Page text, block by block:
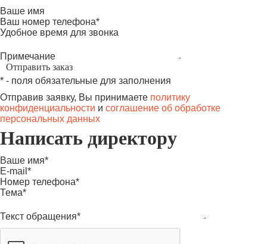
Ваше имя
Ваш номер телефона*
Удобное время для звонка
Примечание
* - поля обязательные для заполнения
Отправив заявку, Вы принимаете политику
конфиденциальности и соглашение об обработке
персональных данных
Написать директору
Ваше имя*
E-mail*
Номер телефона*
Тема*
Текст обращения*